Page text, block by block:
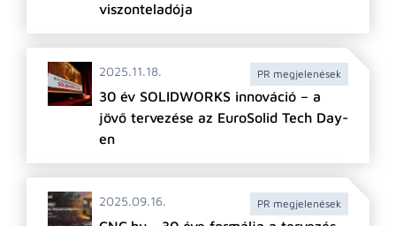
viszonteladója
2025.11.18. PR megjelenések
30 év SOLIDWORKS innováció – a
jövő tervezése az EuroSolid Tech Day-
en
2025.09.16. PR megjelenések